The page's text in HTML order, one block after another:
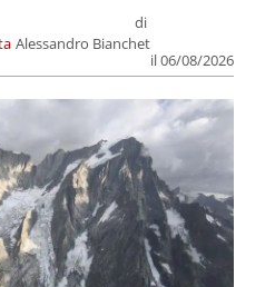
di
Alessandro Bianchet
il 06/08/2026